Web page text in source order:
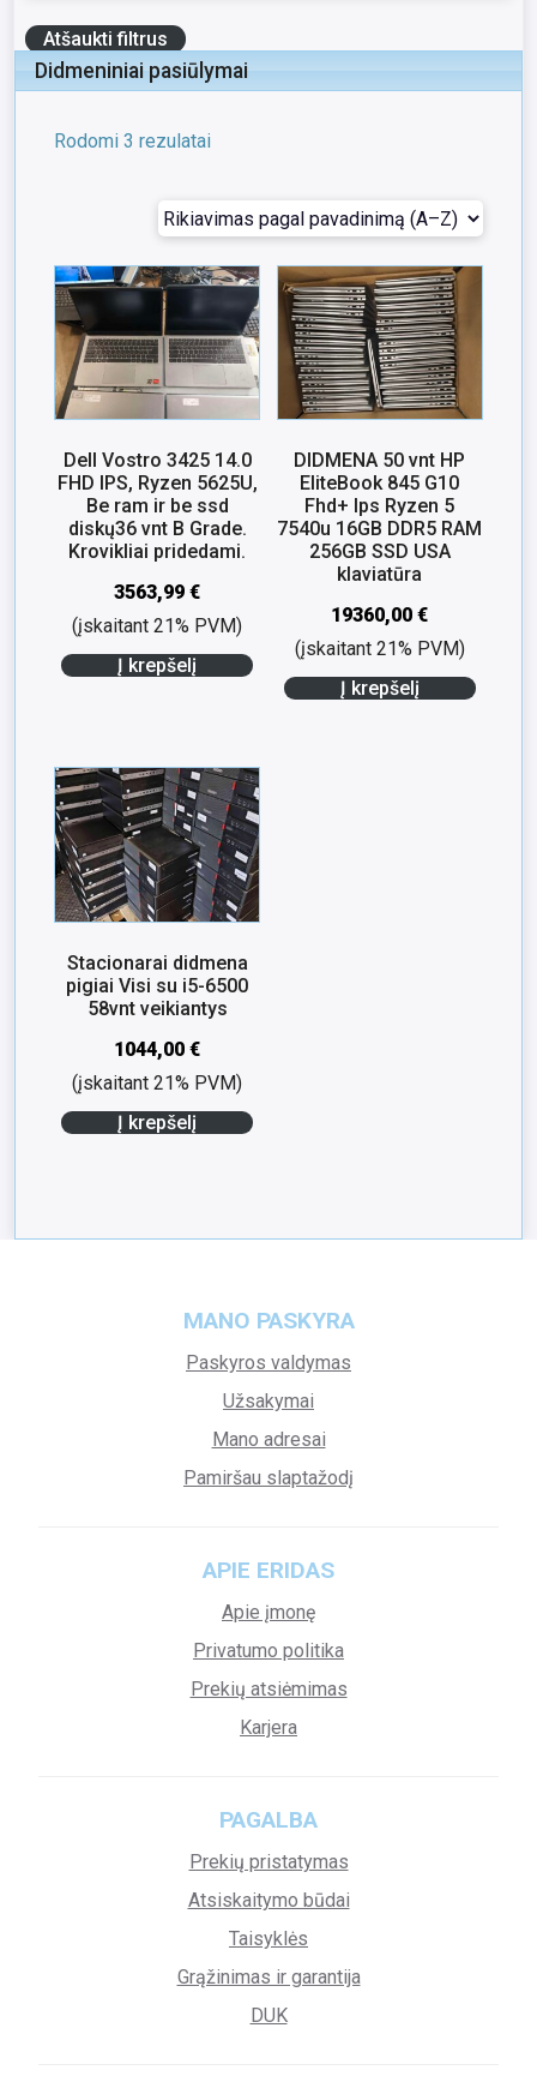
Atšaukti filtrus
Didmeniniai pasiūlymai
Rodomi 3 rezulatai
Dell Vostro 3425 14.0
FHD IPS, Ryzen 5625U,
Be ram ir be ssd
diskų36 vnt B Grade.
Krovikliai pridedami.
3563,99€
(įskaitant 21% PVM)
Į krepšelį
DIDMENA 50 vnt HP
EliteBook 845 G10
Fhd+ Ips Ryzen 5
7540u 16GB DDR5 RAM
256GB SSD USA
klaviatūra
19360,00€
(įskaitant 21% PVM)
Į krepšelį
Stacionarai didmena
pigiai Visi su i5-6500
58vnt veikiantys
1044,00€
(įskaitant 21% PVM)
Į krepšelį
MANO PASKYRA
Paskyros valdymas
Užsakymai
Mano adresai
Pamiršau slaptažodį
APIE ERIDAS
Apie įmonę
Privatumo politika
Prekių atsiėmimas
Karjera
PAGALBA
Prekių pristatymas
Atsiskaitymo būdai
Taisyklės
Grąžinimas ir garantija
DUK